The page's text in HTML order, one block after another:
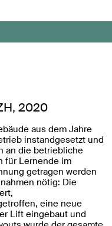
2020
aus dem Jahre
instandgesetzt und
an die betriebliche
für Lernende im
getragen werden
nötig: Die
eine neue
Lift eingebaut und